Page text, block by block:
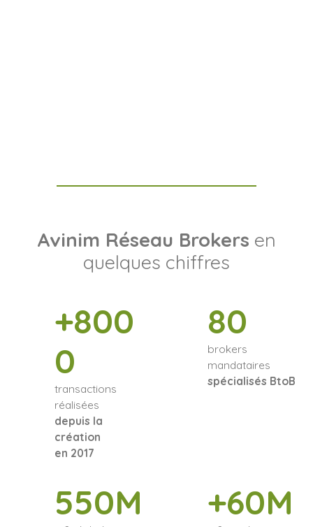
Avinim Réseau Brokers en
quelques chiffres
+800
0
transactions
réalisées
depuis la
création
en 2017
80
brokers
mandataires
spécialisés BtoB
550M +60M